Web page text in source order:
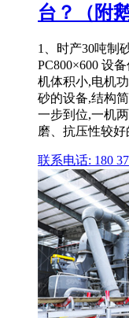
台？（附
1、时产30吨制
PC800×600 设
机体积小,电机
砂的设备,结构
一步到位,一机
磨、抗压性较好
联系电话: 180